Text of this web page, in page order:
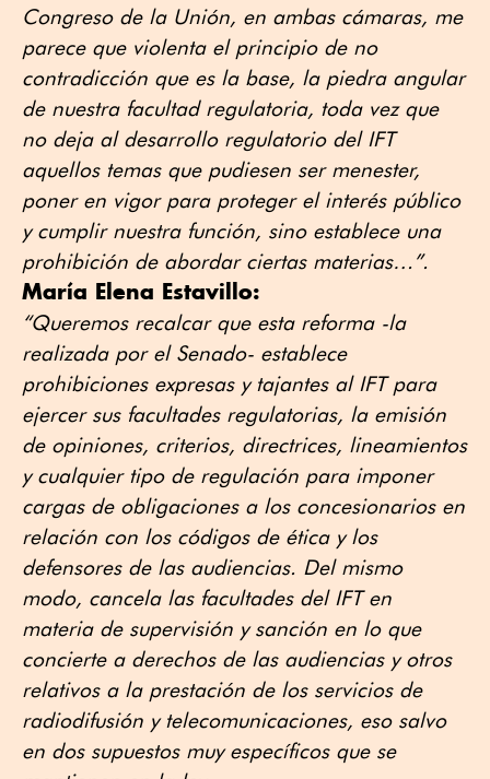
Congreso de la Unión, en ambas cámaras, me
parece que violenta el principio de no
contradicción que es la base, la piedra angular
de nuestra facultad regulatoria, toda vez que
no deja al desarrollo regulatorio del IFT
aquellos temas que pudiesen ser menester,
poner en vigor para proteger el interés público
y cumplir nuestra función, sino establece una
prohibición de abordar ciertas materias…”.
María Elena Estavillo:
“Queremos recalcar que esta reforma -la
realizada por el Senado- establece
prohibiciones expresas y tajantes al IFT para
ejercer sus facultades regulatorias, la emisión
de opiniones, criterios, directrices, lineamientos
y cualquier tipo de regulación para imponer
cargas de obligaciones a los concesionarios en
relación con los códigos de ética y los
defensores de las audiencias. Del mismo
modo, cancela las facultades del IFT en
materia de supervisión y sanción en lo que
concierte a derechos de las audiencias y otros
relativos a la prestación de los servicios de
radiodifusión y telecomunicaciones, eso salvo
en dos supuestos muy específicos que se